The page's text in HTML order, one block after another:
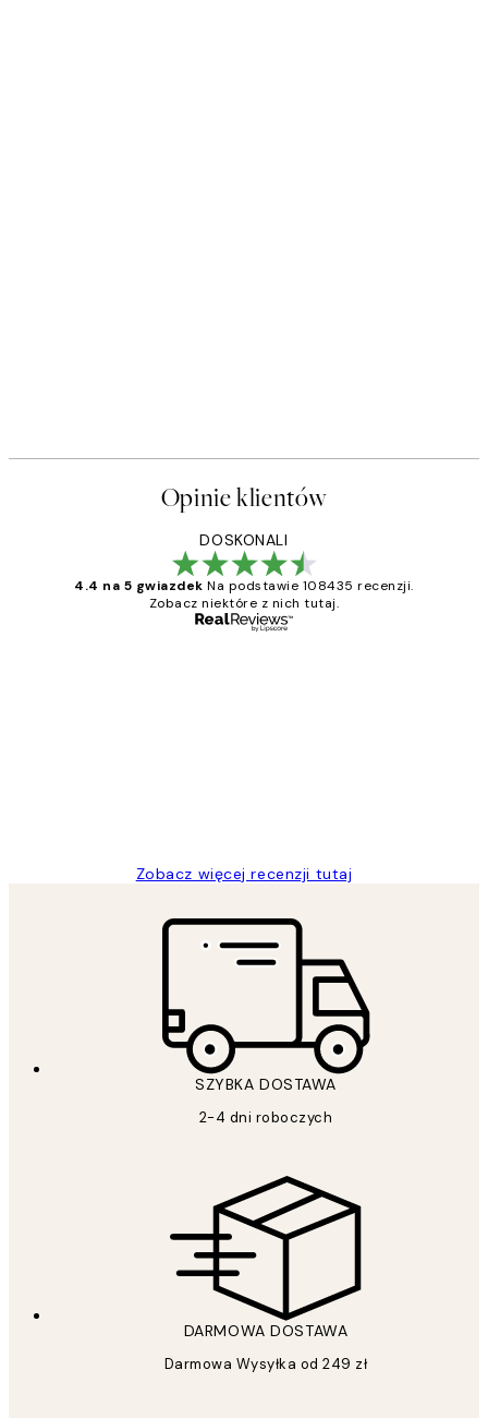
Opinie klientów
DOSKONALI
4.4 na 5 gwiazdek Na podstawie 108435 recenzji.
Zobacz niektóre z nich tutaj.
Zobacz więcej recenzji tutaj
SZYBKA DOSTAWA
2-4 dni roboczych
DARMOWA DOSTAWA
Darmowa Wysyłka od 249 zł